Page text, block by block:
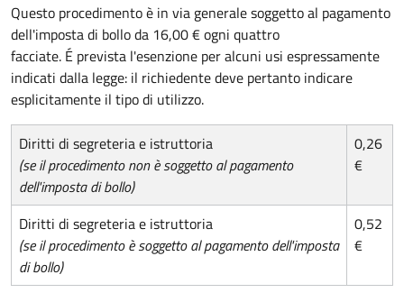
Questo procedimento è in via generale soggetto al pagamento
dell'imposta di bollo da 16,00 € ogni quattro
facciate. É prevista l'esenzione per alcuni usi espressamente
indicati dalla legge: il richiedente deve pertanto indicare
esplicitamente il tipo di utilizzo.
Diritti di segreteria e istruttoria
(se il procedimento non è soggetto al pagamento
dell'imposta di bollo)
0,26
€
Diritti di segreteria e istruttoria
(se il procedimento è soggetto al pagamento dell'imposta
di bollo)
0,52
€